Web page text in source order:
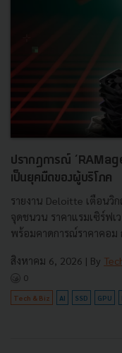
ปรากฏการณ์
เป็นยุคมืดของผู้บริโภค
รายงาน Deloitte เตือนวิ
จุดชนวน ราคาแรมเซิร์ฟเ
พร้อมคาดการณ์ราคาคอม
สิงหาคม 6, 2026 | By
0
Tech & Biz AI SSD GPU